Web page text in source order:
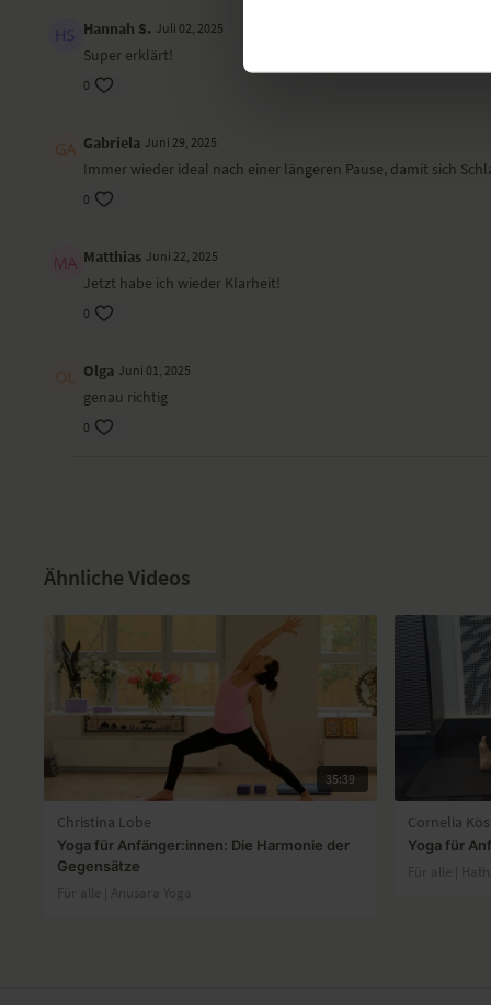
Hannah S. Juli 02, 2025
Super erklärt!
0
Gabriela Juni 29, 2025
Immer wieder ideal nach einer längeren Pause, damit sich
0
Matthias Juni 22, 2025
Jetzt habe ich wieder Klarheit!
0
Olga Juni 01, 2025
genau richtig
0
Ähnliche Videos
35:39
Christina Lobe
Yoga für Anfänger:innen: Die Harmonie der
Gegensätze
Für alle | Anusara Yoga
Cornelia
Yoga für
Für alle |